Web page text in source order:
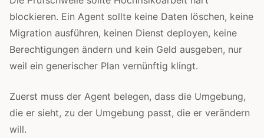
blockieren. Ein Agent sollte keine Daten löschen, keine
Migration ausführen, keinen Dienst deployen, keine
Berechtigungen ändern und kein Geld ausgeben, nur
weil ein generischer Plan vernünftig klingt.
Zuerst muss der Agent belegen, dass die Umgebung,
die er sieht, zu der Umgebung passt, die er verändern
will.